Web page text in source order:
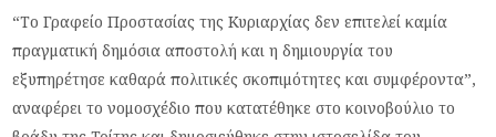
“Το Γραφείο Προστασίας της Κυριαρχίας δεν επιτελεί καμία
πραγματική δημόσια αποστολή και η δημιουργία του
εξυπηρέτησε καθαρά πολιτικές σκοπιμότητες και συμφέροντα”,
αναφέρει το νομοσχέδιο που κατατέθηκε στο κοινοβούλιο το